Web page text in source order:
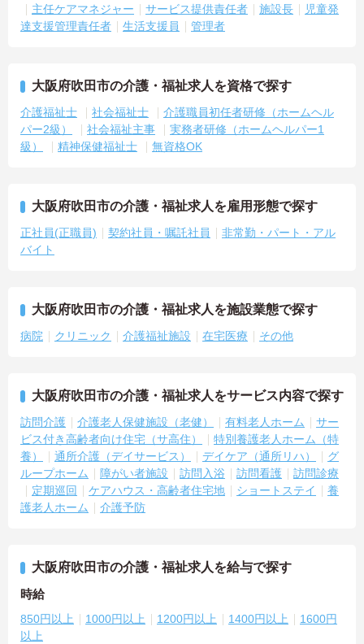
主任ケアマネジャー
サービス提供責任者 施設長
児童発
達支援管理責任者
生活支援員 管理者
大阪府吹田市の介護・福祉求人を資格で探す
介護福祉士 社会福祉士
介護職員初任者研修（ホームヘル
パー2級）
社会福祉主事
実務者研修（ホームヘルパー1
級）
精神保健福祉士 無資格OK
大阪府吹田市の介護・福祉求人を雇用形態で探す
正社員(正職員) 契約社員・嘱託社員
非常勤・パート・アル
バイト
大阪府吹田市の介護・福祉求人を施設業態で探す
病院 クリニック 介護福祉施設 在宅医療 その他
大阪府吹田市の介護・福祉求人をサービス内容で探す
訪問介護 介護老人保健施設（老健） 有料老人ホーム
サー
ビス付き高齢者向け住宅（サ高住）
特別養護老人ホーム（特
養）
通所介護（デイサービス） デイケア（通所リハ）
グ
ループホーム
障がい者施設 訪問入浴 訪問看護
訪問診療
定期巡回
ケアハウス・高齢者住宅地 ショートステイ
養
護老人ホーム
介護予防
大阪府吹田市の介護・福祉求人を給与で探す
時給
850円以上 1000円以上 1200円以上 1400円以上
1600円
以上